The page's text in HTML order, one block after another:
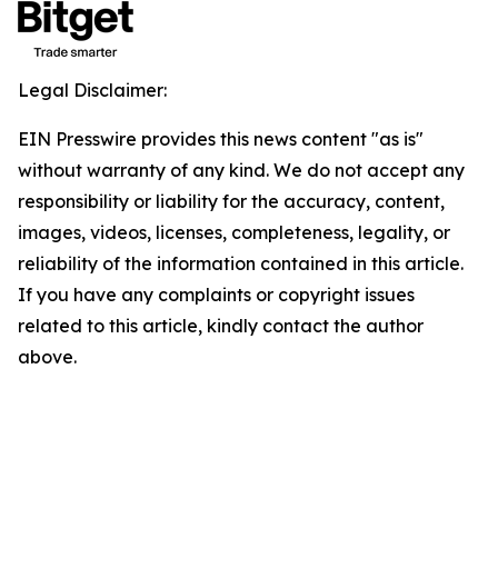
Legal Disclaimer:
EIN Presswire provides this news content "as is"
without warranty of any kind. We do not accept any
responsibility or liability for the accuracy, content,
images, videos, licenses, completeness, legality, or
reliability of the information contained in this article.
If you have any complaints or copyright issues
related to this article, kindly contact the author
above.